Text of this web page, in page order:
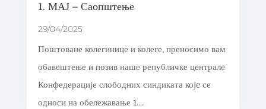
1. МАЈ – Саопштење
29/04/2025
Поштоване колегинице и колеге, преносимо вам
обавештење и позив наше републичке централе
Конфедерације слободних синдиката којe се
односи на обележавање 1....